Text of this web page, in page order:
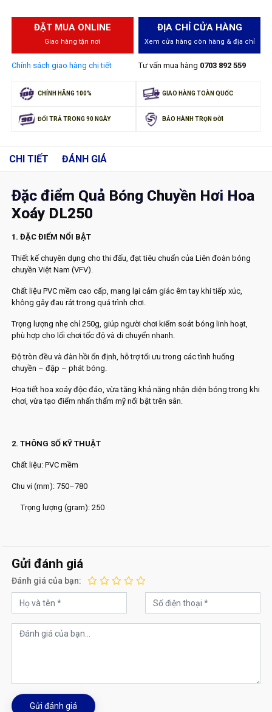
ĐẶT MUA ONLINE
Giao hàng tận nơi
Chính sách giao hàng chi tiết
ĐỊA CHỈ CỬA HÀNG
Xem cửa hàng còn hàng & địa chỉ
Tư vấn mua hàng 0703 892 559
CHÍNH HÃNG 100% GIAO HÀNG TOÀN QUỐC
ĐỔI TRẢ TRONG 90 NGÀY BẢO HÀNH TRỌN ĐỜI
CHI TIẾT ĐÁNH GIÁ
Đặc điểm Quả Bóng Chuyền Hơi Hoa
Xoáy DL250
1. ĐẶC ĐIỂM NỔI BẬT
Thiết kế chuyên dụng cho thi đấu, đạt tiêu chuẩn của Liên đoàn bóng
chuyền Việt Nam (VFV).
Chất liệu PVC mềm cao cấp, mang lại cảm giác êm tay khi tiếp xúc,
không gây đau rát trong quá trình chơi.
Trọng lượng nhẹ chỉ 250g, giúp người chơi kiểm soát bóng linh hoạt,
phù hợp cho lối chơi tốc độ và di chuyển nhanh.
Độ tròn đều và đàn hồi ổn định, hỗ trợ tối ưu trong các tình huống
chuyền – đập – phát bóng.
Họa tiết hoa xoáy độc đáo, vừa tăng khả năng nhận diện bóng trong khi
chơi, vừa tạo điểm nhấn thẩm mỹ nổi bật trên sân.
2. THÔNG SỐ KỸ THUẬT
Chất liệu: PVC mềm
Chu vi (mm): 750–780
Trọng lượng (gram): 250
Gửi đánh giá
Đánh giá của bạn:
Gửi đánh giá